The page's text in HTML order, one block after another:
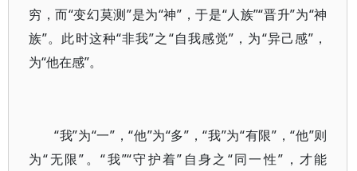
穷，而“变幻莫测”是为“神”，于是“人族”“晋升”为“神
族”。此时这种“非我”之“自我感觉”，为“异己感”，
为“他在感”。
“我”为“一”，“他”为“多”，“我”为“有限”，“他”则
为“无限”。“我”“守护着”自身之“同一性”，才能